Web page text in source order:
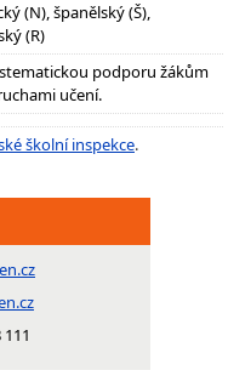
(N), španělský (Š),
(R)
podporu žákům
učení.
školní inspekce.